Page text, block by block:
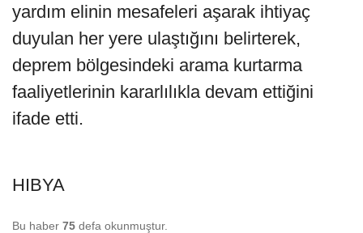
yardım elinin mesafeleri aşarak ihtiyaç
duyulan her yere ulaştığını belirterek,
deprem bölgesindeki arama kurtarma
faaliyetlerinin kararlılıkla devam ettiğini
ifade etti.
HIBYA
Bu haber 75 defa okunmuştur.